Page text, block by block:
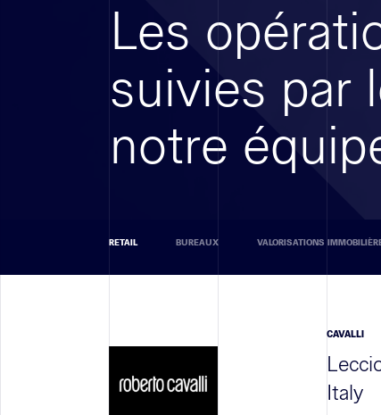
Les
suivies par
notre
RETAIL BUREAUX VALORISATIONS
CAVALLI
Italy